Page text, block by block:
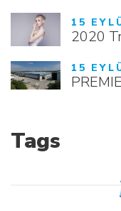
15
2020
15
Tags